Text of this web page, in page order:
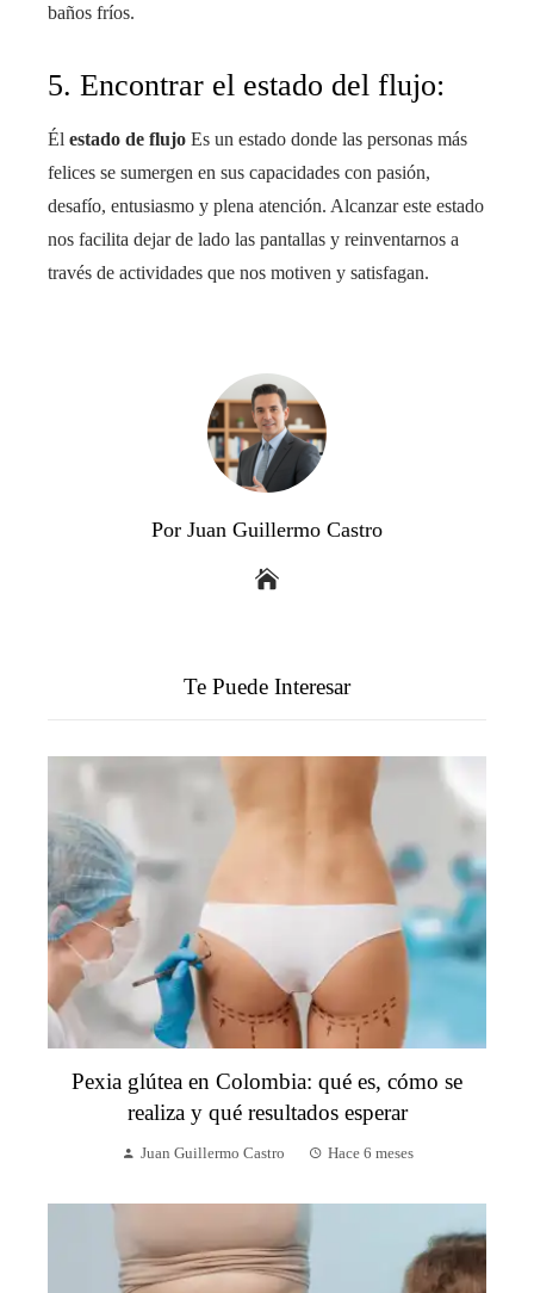
baños fríos.
5. Encontrar el estado del flujo:
Él estado de flujo Es un estado donde las personas más
felices se sumergen en sus capacidades con pasión,
desafío, entusiasmo y plena atención. Alcanzar este estado
nos facilita dejar de lado las pantallas y reinventarnos a
través de actividades que nos motiven y satisfagan.
Por Juan Guillermo Castro
Te Puede Interesar
Pexia glútea en Colombia: qué es, cómo se
realiza y qué resultados esperar
Juan Guillermo Castro Hace 6 meses